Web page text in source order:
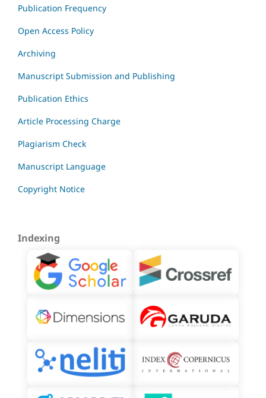
Publication Frequency
Open Access Policy
Archiving
Manuscript Submission and Publishing
Publication Ethics
Article Processing Charge
Plagiarism Check
Manuscript Language
Copyright Notice
Indexing